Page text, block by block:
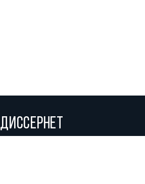
ДИССЕРНЕТ